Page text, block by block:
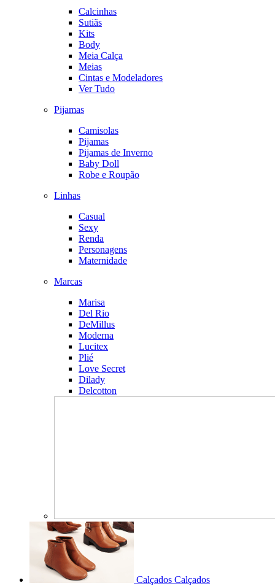
Calcinhas
Sutiãs
Kits
Body
Meia Calça
Meias
Cintas e Modeladores
Ver Tudo
Pijamas
Camisolas
Pijamas
Pijamas de Inverno
Baby Doll
Robe e Roupão
Linhas
Casual
Sexy
Renda
Personagens
Maternidade
Marcas
Marisa
Del Rio
DeMillus
Moderna
Lucitex
Plié
Love Secret
Dilady
Delcotton
Calçados Calçados